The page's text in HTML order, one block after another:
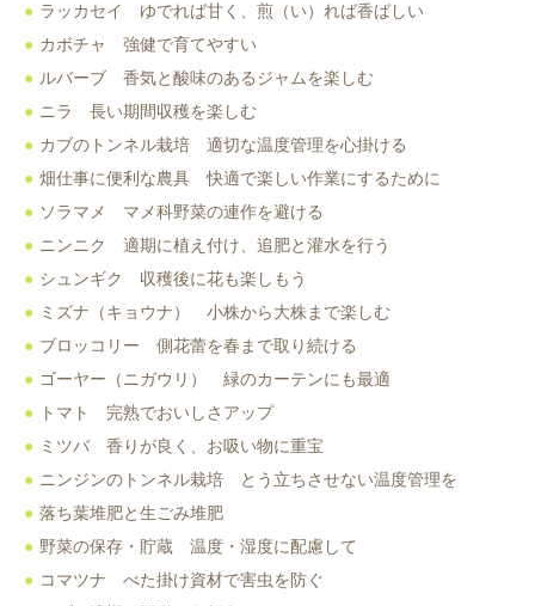
ラッカセイ ゆでれば甘く、煎（い）れば香ばしい
カボチャ 強健で育てやすい
ルバーブ 香気と酸味のあるジャムを楽しむ
ニラ 長い期間収穫を楽しむ
カブのトンネル栽培 適切な温度管理を心掛ける
畑仕事に便利な農具 快適で楽しい作業にするために
ソラマメ マメ科野菜の連作を避ける
ニンニク 適期に植え付け、追肥と灌水を行う
シュンギク 収穫後に花も楽しもう
ミズナ（キョウナ） 小株から大株まで楽しむ
ブロッコリー 側花蕾を春まで取り続ける
ゴーヤー（ニガウリ） 緑のカーテンにも最適
トマト 完熟でおいしさアップ
ミツバ 香りが良く、お吸い物に重宝
ニンジンのトンネル栽培 とう立ちさせない温度管理を
落ち葉堆肥と生ごみ堆肥
野菜の保存・貯蔵 温度・湿度に配慮して
コマツナ べた掛け資材で害虫を防ぐ